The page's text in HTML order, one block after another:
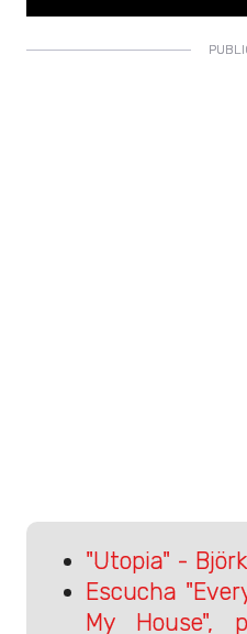
"Utopia" - Björk
Escucha
My House",